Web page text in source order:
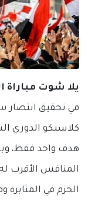
يلا شوت مباراة
في تحقيق انتصار
كلاسيكو الدوري
هدف واحد فقط،
المنافس الأقرب
الحزم في